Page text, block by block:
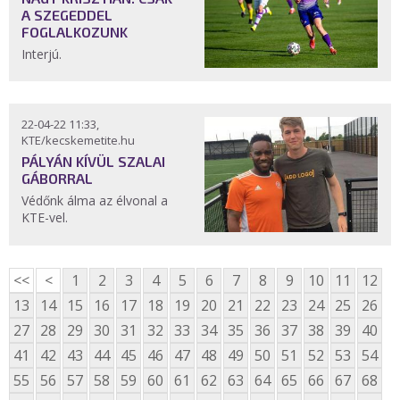
A SZEGEDDEL
FOGLALKOZUNK
Interjú.
22-04-22 11:33,
KTE/kecskemetite.hu
PÁLYÁN KÍVÜL SZALAI
GÁBORRAL
Védőnk álma az élvonal a
KTE-vel.
<< < 1 2 3 4 5 6 7 8 9 10 11
12
13
14 15 16 17 18 19 20 21 22 23 24 25
26
27 28 29 30 31 32 33 34 35 36 37 38 39
40
41
42 43 44 45 46 47 48 49 50 51 52 53 54
55 56 57 58 59 60 61 62 63 64 65 66 67 68